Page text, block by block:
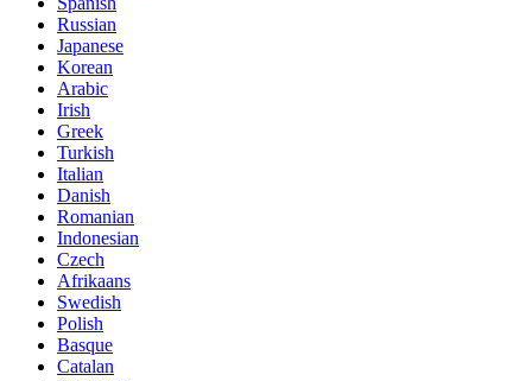
Russian
Japanese
Korean
Arabic
Irish
Greek
Turkish
Italian
Danish
Romanian
Indonesian
Czech
Afrikaans
Swedish
Polish
Basque
Catalan